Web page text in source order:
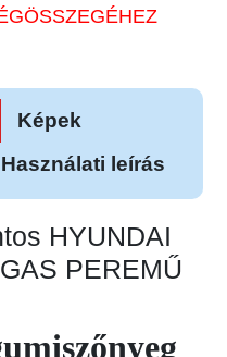
Képek
Használati leírás
HYUNDAI
PEREMŰ